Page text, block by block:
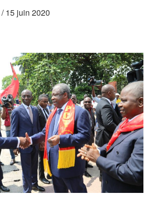
/ 15 juin 2020